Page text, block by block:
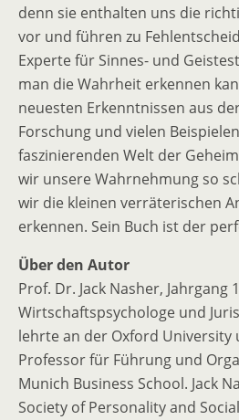
denn sie enthalten uns die
vor und führen zu
Experte für Sinnes- und
man die Wahrheit erkennen
neuesten Erkenntnissen aus
Forschung und vielen
faszinierenden Welt der
wir unsere Wahrnehmung so
wir die kleinen verräterischen
erkennen. Sein Buch ist der
Über den Autor
Prof. Dr. Jack Nasher, Jahrgang
Wirtschaftspsychologe und
lehrte an der Oxford University
Professor für Führung und
Munich Business School. Jack
Society of Personality and